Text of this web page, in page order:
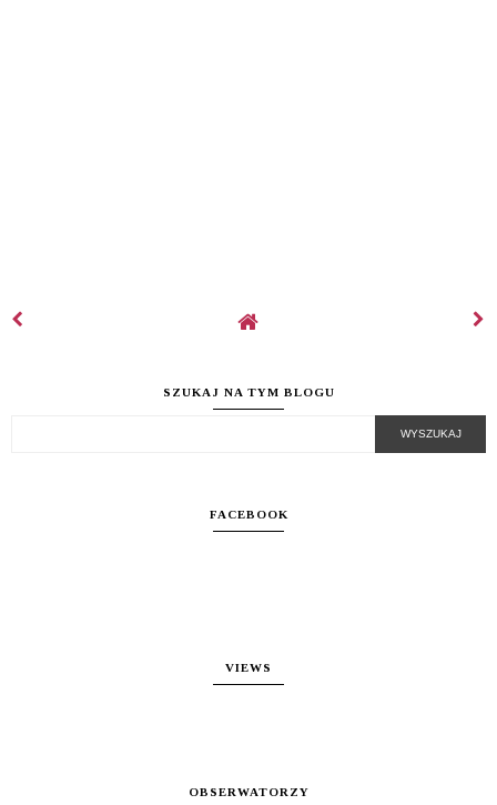
SZUKAJ NA TYM BLOGU
FACEBOOK
VIEWS
OBSERWATORZY